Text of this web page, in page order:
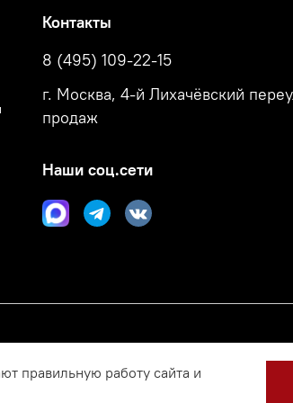
Контакты
8 (495) 109-22-15
г. Москва, 4-й Лихачёвский
продаж
Наши соц.сети
правильную работу сайта и